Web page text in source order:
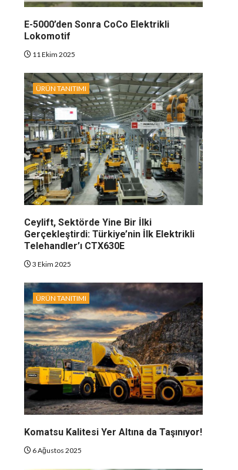
E-5000’den Sonra CoCo Elektrikli
Lokomotif
11 Ekim 2025
ÜRÜN TANITIMI
Ceylift, Sektörde Yine Bir İlki
Gerçekleştirdi: Türkiye’nin İlk Elektrikli
Telehandler’ı CTX630E
3 Ekim 2025
ÜRÜN TANITIMI
Komatsu Kalitesi Yer Altına da Taşınıyor!
6 Ağustos 2025